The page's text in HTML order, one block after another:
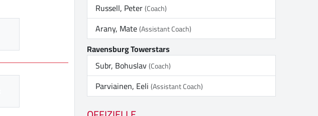
Russell, Peter(Coach)
Arany, Mate(Assistant Coach)
Ravensburg Towerstars
Subr, Bohuslav(Coach)
Parviainen, Eeli(Assistant Coach)